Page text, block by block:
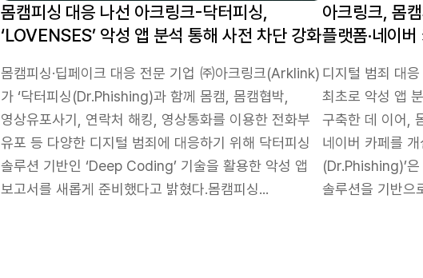
몸캠피싱 대응 나선 아크링크-닥터피싱,
‘LOVENSES’ 악성 앱 분석 통해 사전 차단 강화
몸캠피싱·딥페이크 대응 전문 기업 ㈜아크링크(Arklink)
가 ‘닥터피싱(Dr.Phishing)과 함께 몸캠, 몸캠협박,
영상유포사기, 연락처 해킹, 영상통화를 이용한 전화부
유포 등 다양한 디지털 범죄에 대응하기 위해 닥터피싱
솔루션 기반인 ‘Deep Coding’ 기술을 활용한 악성 앱
보고서를 새롭게 준비했다고 밝혔다.몸캠피싱...
아크링크, 몸
플랫폼·네이
디지털 범죄 대
최초로 악성 앱
구축한 데 이어,
네이버 카페를 개
(Dr.Phishing)’
솔루션을 기반으